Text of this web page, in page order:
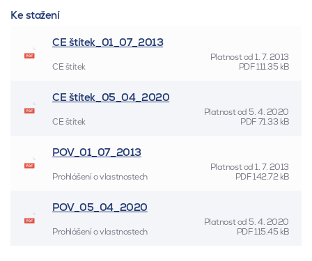
Ke stažení
CE štítek_01_07_2013
Platnost od1. 7. 2013
CE štítek
PDF111.35 kB
CE štítek_05_04_2020
Platnost od 5. 4. 2020
CE štítek
PDF71.33 kB
POV_01_07_2013
Platnost od1. 7. 2013
Prohlášení o vlastnostech
PDF142.72 kB
POV_05_04_2020
Platnost od 5. 4. 2020
Prohlášení o vlastnostech
PDF115.45 kB